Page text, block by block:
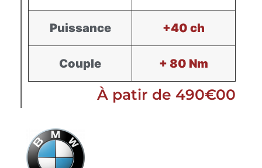
Puissance +40 ch
Couple + 80 Nm
À patir de 490€00